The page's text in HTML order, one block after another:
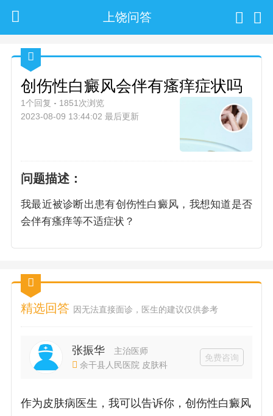
上饶问答
创伤性白癜风会伴有瘙痒症状吗
1个回复
1851次浏览
2023-08-09 13:44:02 最后更新
问题描述：
我最近被诊断出患有创伤性白癜风，我想知道是否
会伴有瘙痒等不适症状？
精选回答 因无法直接面诊，医生的建议仅供参考
张振华
主治医师
余干县人民医院 皮肤科
免费咨询
作为皮肤病医生，我可以告诉你，创伤性白癜风